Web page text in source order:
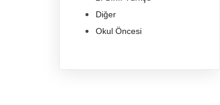
Diğer
Okul Öncesi